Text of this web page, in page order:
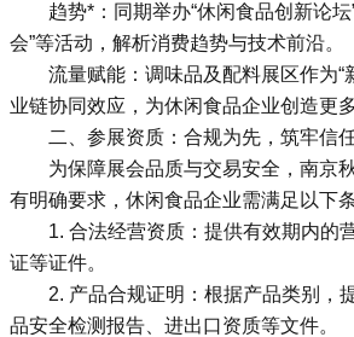
趋势*：同期举办“休闲食品创新论坛
会”等活动，解析消费趋势与技术前沿。
流量赋能：调味品及配料展区作为“
业链协同效应，为休闲食品企业创造更
二、参展资质：合规为先，筑牢信
为保障展会品质与交易安全，南京
有明确要求，休闲食品企业需满足以下条
1. 合法经营资质：提供有效期内的
证等证件。
2. 产品合规证明：根据产品类别，
品安全检测报告、进出口资质等文件。